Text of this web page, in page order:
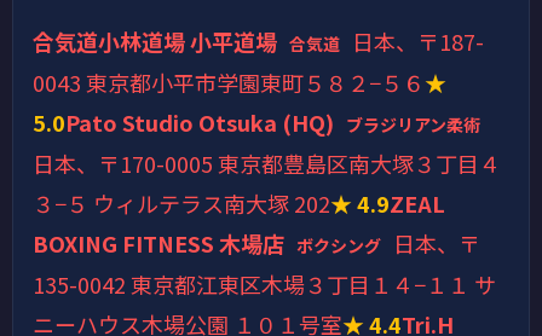
合気道小林道場 小平道場 合気道
日本、〒187-
0043 東京都小平市学園東町５８２−５６★
5.0Pato Studio Otsuka (HQ) ブラジリアン柔術
日本、〒170-0005 東京都豊島区南大塚３丁目４
３−５ ウィルテラス南大塚 202★ 4.9ZEAL
BOXING FITNESS 木場店 ボクシング
日本、〒
135-0042 東京都江東区木場３丁目１４−１１ サ
ニーハウス木場公園 １０１号室★ 4.4Tri.H